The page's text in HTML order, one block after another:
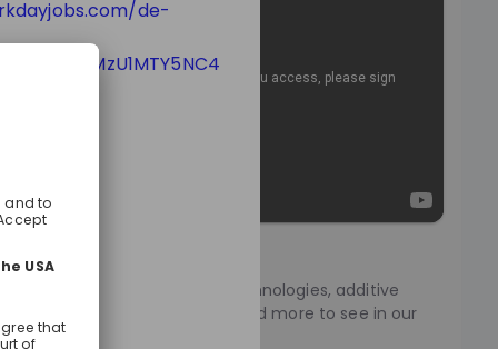
punching, laser cutting, laser technologies, additive
quantum technologies and more to see in our
video.
de-